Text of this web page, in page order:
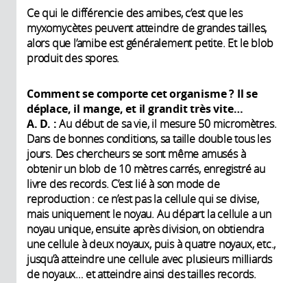
Ce qui le différencie des amibes, c’est que les
myxomycètes peuvent atteindre de grandes tailles,
alors que l’amibe est généralement petite. Et le blob
produit des spores.
Comment se comporte cet organisme ? Il se
déplace, il mange, et il grandit très vite…
A. D. :Au début de sa vie, il mesure 50 micromètres.
Dans de bonnes conditions, sa taille double tous les
jours. Des chercheurs se sont même amusés à
obtenir un blob de 10 mètres carrés, enregistré au
livre des records. C’est lié à son mode de
reproduction : ce n’est pas la cellule qui se divise,
mais uniquement le noyau. Au départ la cellule a un
noyau unique, ensuite après division, on obtiendra
une cellule à deux noyaux, puis à quatre noyaux, etc.,
jusqu’à atteindre une cellule avec plusieurs milliards
de noyaux… et atteindre ainsi des tailles records.